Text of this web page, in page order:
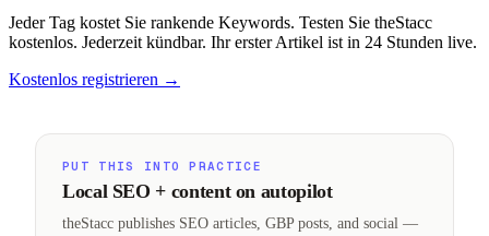
Jeder Tag kostet Sie rankende Keywords. Testen Sie theStacc
kostenlos. Jederzeit kündbar. Ihr erster Artikel ist in 24 Stunden live.
Kostenlos registrieren →
PUT THIS INTO PRACTICE
Local SEO + content on autopilot
theStacc publishes SEO articles, GBP posts, and social —